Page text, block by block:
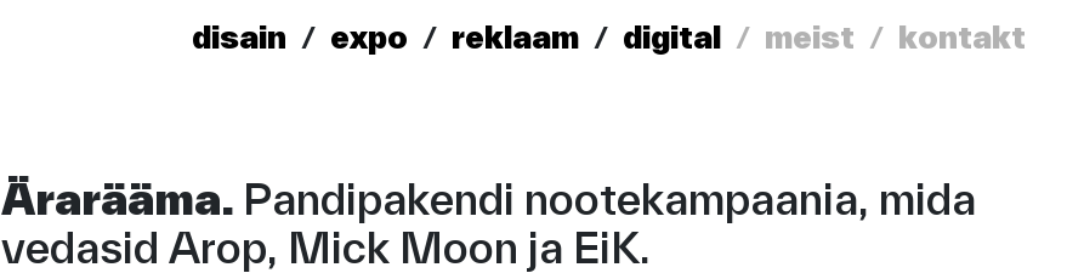
disain expo reklaam digital meist kontakt
Ärarääma. Pandipakendi nootekampaania, mida
vedasid Arop, Mick Moon ja EiK.